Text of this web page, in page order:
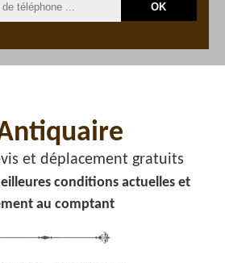
et déplacement gratuits
conditions actuelles et
au comptant